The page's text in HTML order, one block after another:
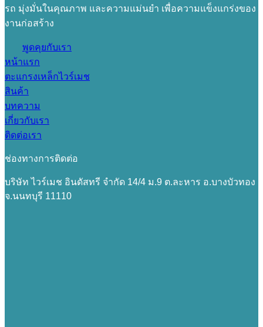
รถ มุ่งมั่นในคุณภาพ และความแม่นยำ เพื่อความแข็งแกร่งของ
งานก่อสร้าง
พูดคุยกับเรา
หน้าแรก
ตะแกรงเหล็กไวร์เมช
สินค้า
บทความ
เกี่ยวกับเรา
ติดต่อเรา
ช่องทางการติดต่อ
บริษัท ไวร์เมช อินดัสทรี จำกัด 14/4 ม.9 ต.ละหาร อ.บางบัวทอง
จ.นนทบุรี 11110